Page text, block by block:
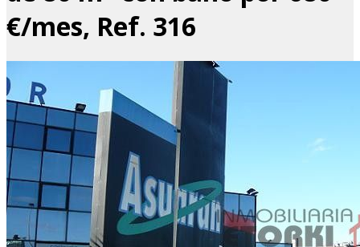
€/mes, Ref. 316